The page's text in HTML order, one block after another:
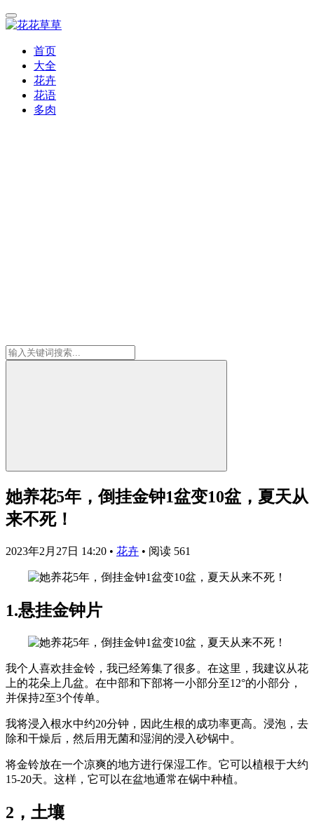
首页
大全
花卉
花语
多肉
她养花5年，倒挂金钟1盆变10盆，夏天从
来不死！
2023年2月27日 14:20 • 花卉 • 阅读 561
1.悬挂金钟片
我个人喜欢挂金铃，我已经筹集了很多。在这里，我建议从花
上的花朵上几盆。在中部和下部将一小部分至12°的小部分，
并保持2至3个传单。
我将浸入根水中约20分钟，因此生根的成功率更高。浸泡，去
除和干燥后，然后用无菌和湿润的浸入砂锅中。
将金铃放在一个凉爽的地方进行保湿工作。它可以植根于大约
15-20天。这样，它可以在盆地通常在锅中种植。
2，土壤